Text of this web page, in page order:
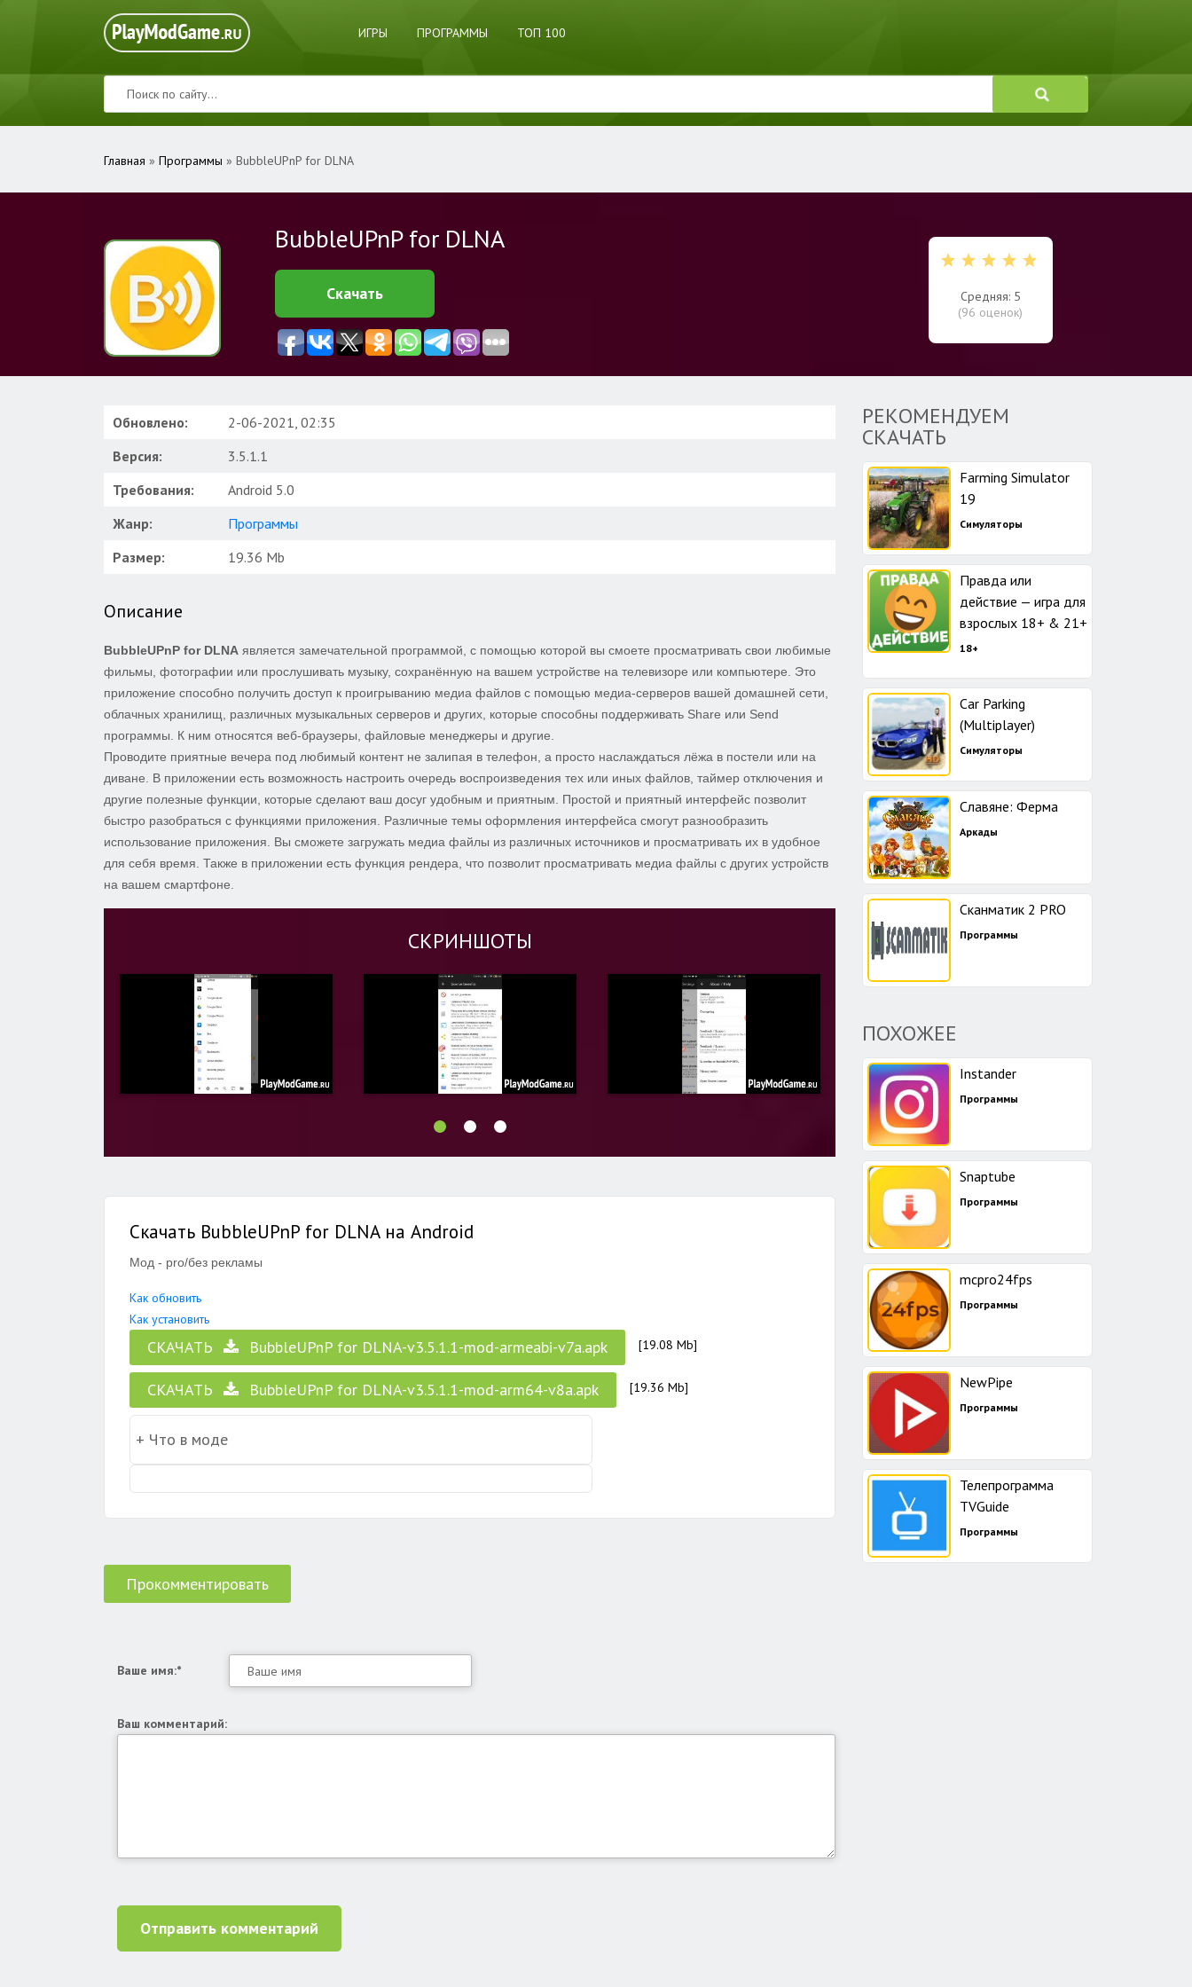
ИГРЫ ПРОГРАММЫ ТОП 100
Главная » Программы » BubbleUPnP for DLNA
BubbleUPnP for DLNA
Скачать
Средняя: 5
(96 оценок)
Обновлено:
2-06-2021, 02:35
Версия:
3.5.1.1
Требования:
Android 5.0
Жанр:
Программы
Размер:
19.36 Mb
Описание
BubbleUPnP for DLNA является замечательной программой, с помощью которой вы смоете просматривать свои любимые
фильмы, фотографии или прослушивать музыку, сохранённую на вашем устройстве на телевизоре или компьютере. Это
приложение способно получить доступ к проигрыванию медиа файлов с помощью медиа-серверов вашей домашней сети,
облачных хранилищ, различных музыкальных серверов и других, которые способны поддерживать Share или Send
программы. К ним относятся веб-браузеры, файловые менеджеры и другие.
Проводите приятные вечера под любимый контент не залипая в телефон, а просто наслаждаться лёжа в постели или на
диване. В приложении есть возможность настроить очередь воспроизведения тех или иных файлов, таймер отключения и
другие полезные функции, которые сделают ваш досуг удобным и приятным. Простой и приятный интерфейс позволит
быстро разобраться с функциями приложения. Различные темы оформления интерфейса смогут разнообразить
использование приложения. Вы сможете загружать медиа файлы из различных источников и просматривать их в удобное
для себя время. Также в приложении есть функция рендера, что позволит просматривать медиа файлы с других устройств
на вашем смартфоне.
СКРИНШОТЫ
Скачать BubbleUPnP for DLNA на Android
Мод - pro/без рекламы
Как обновить
Как установить
СКАЧАТЬ BubbleUPnP for DLNA-v3.5.1.1-mod-armeabi-v7a.apk [19.08 Mb]
СКАЧАТЬ BubbleUPnP for DLNA-v3.5.1.1-mod-arm64-v8a.apk [19.36 Mb]
Прокомментировать
Ваше имя:*
Ваш комментарий:
Отправить комментарий
РЕКОМЕНДУЕМ
СКАЧАТЬ
Farming Simulator
19
Симуляторы
Правда или
действие — игра для
взрослых 18+ & 21+
18+
Car Parking
(Multiplayer)
Симуляторы
Славяне: Ферма
Аркады
Сканматик 2 PRO
Программы
ПОХОЖЕЕ
Instander
Программы
Snaptube
Программы
mcpro24fps
Программы
NewPipe
Программы
Телепрограмма
TVGuide
Программы